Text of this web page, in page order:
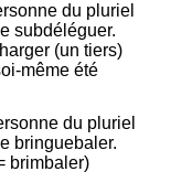
du pluriel
subdéléguer.
(un tiers)
même été
du pluriel
bringuebaler.
brimbaler)